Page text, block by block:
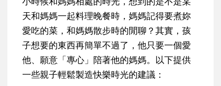
天和媽媽一起料理晚餐時，媽媽記得要煮妳
愛吃的菜，和媽媽散步時的閒聊？其實，孩
子想要的東西再簡單不過了，他只要一個愛
他、願意「專心」陪著他的媽媽。以下提供
一些親子輕鬆製造快樂時光的建議：